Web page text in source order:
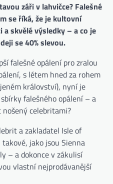
záři v lahvičce? Falešné
se říká, že je kultovní
skvělé výsledky – a co je
se 40% slevou.
falešné opálení pro zralou
s létem hned za rohem
království), nyní je
falešného opálení – a
celebritami?
a zakladatel Isle of
takové, jako jsou Sienna
– a dokonce v zákulisí
vlastní nejprodávanější